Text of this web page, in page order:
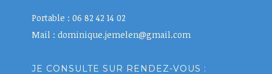
Portable : 06 82 42 14 02
Mail : dominique.jemelen@gmail.com
JE CONSULTE SUR RENDEZ-VOUS :